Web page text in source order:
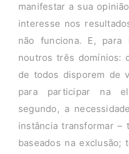
manifestar a sua
interesse nos
não funciona. E,
noutros três domínios:
de todos disporem de
para participar na
segundo, a
instância transformar –
baseados na exclusão;